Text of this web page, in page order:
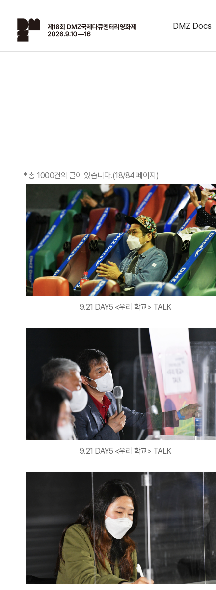
DMZ Docs
*총 1000건의 글이 있습니다.(18/84 페이지)
9.21 DAY5 <우리 학교> TALK
9.21 DAY5 <우리 학교> TALK